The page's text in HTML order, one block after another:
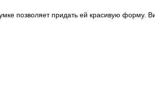
позволяет придать ей красивую форму.